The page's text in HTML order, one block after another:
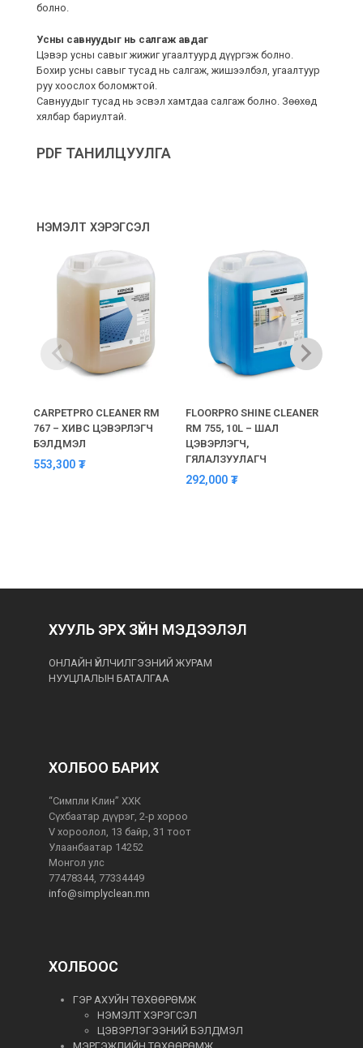
болно.
Усны савнуудыг нь салгаж авдаг
Цэвэр усны савыг жижиг угаалтуурд дүүргэж болно.
Бохир усны савыг тусад нь салгаж, жишээлбэл, угаалтуур
руу хоослох боломжтой.
Савнуудыг тусад нь эсвэл хамтдаа салгаж болно. Зөөхөд
хялбар бариултай.
PDF ТАНИЛЦУУЛГА
НЭМЭЛТ ХЭРЭГСЭЛ
CARPETPRO CLEANER RM
767 – ХИВС ЦЭВЭРЛЭГЧ
БЭЛДМЭЛ
553,300 ₮
FLOORPRO SHINE CLEANER
RM 755, 10L – ШАЛ
ЦЭВЭРЛЭГЧ,
ГЯЛАЛЗУУЛАГЧ
292,000 ₮
ХУУЛЬ ЭРХ ЗҮЙН МЭДЭЭЛЭЛ
ОНЛАЙН ҮЙЛЧИЛГЭЭНИЙ ЖУРАМ
НУУЦЛАЛЫН БАТАЛГАА
ХОЛБОО БАРИХ
“Симпли Клин” ХХК
Сүхбаатар дүүрэг, 2-р хороо
V хороолол, 13 байр, 31 тоот
Улаанбаатар 14252
Монгол улс
77478344, 77334449
info@simplyclean.mn
ХОЛБООС
ГЭР АХУЙН ТӨХӨӨРӨМЖ
НЭМЭЛТ ХЭРЭГСЭЛ
ЦЭВЭРЛЭГЭЭНИЙ БЭЛДМЭЛ